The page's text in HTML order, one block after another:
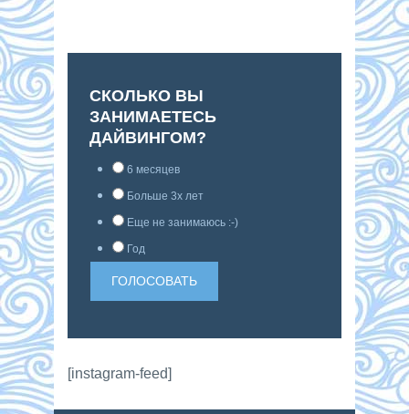
СКОЛЬКО ВЫ
ЗАНИМАЕТЕСЬ
ДАЙВИНГОМ?
6 месяцев
Больше 3х лет
Еще не занимаюсь :-)
Год
[instagram-feed]